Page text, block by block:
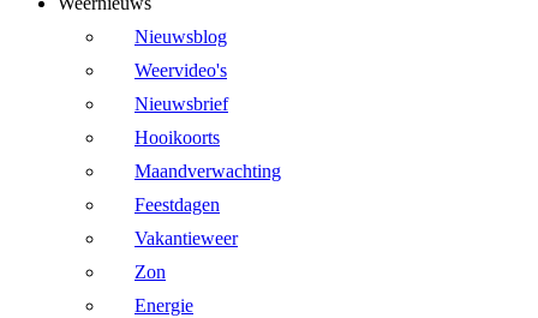
Nieuwsblog
Weervideo's
Nieuwsbrief
Hooikoorts
Maandverwachting
Feestdagen
Vakantieweer
Zon
Energie